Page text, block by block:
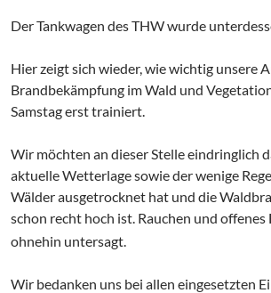
Der Tankwagen des THW wurde
Hier zeigt sich wieder, wie wichtig unsere
Brandbekämpfung im Wald und
Samstag erst trainiert.
Wir möchten an dieser Stelle eindringlich
aktuelle Wetterlage sowie der wenige
Wälder ausgetrocknet hat und die
schon recht hoch ist. Rauchen und offenes
ohnehin untersagt.
Wir bedanken uns bei allen eingesetzten